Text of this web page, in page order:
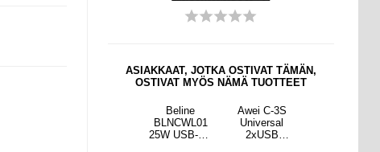
ASIAKKAAT, JOTKA OSTIVAT TÄMÄN,
OSTIVAT MYÖS NÄMÄ TUOTTEET
Beline
BLNCWL01
25W USB-A /
Awei C-3S
Universal
2xUSB